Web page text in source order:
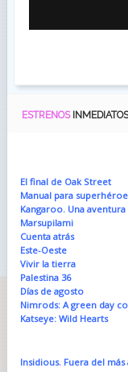
ESTRENOS INMEDIATOS
El final de Oak Street
Manual para
Kangaroo. Una
Marsupilami
Cuenta atrás
Este-Oeste
Vivir la tierra
Palestina 36
Días de agosto
Nimrods: A green day
Katseye: Wild Hearts
Insidious. Fuera del más